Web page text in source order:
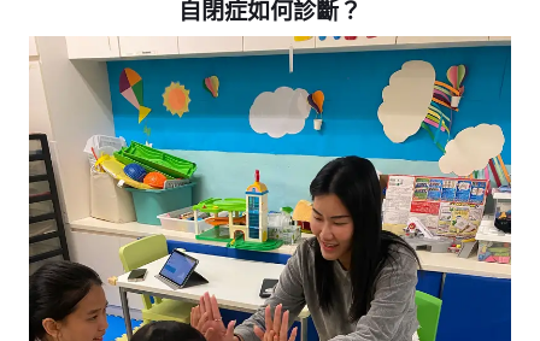
自閉症如何診斷？